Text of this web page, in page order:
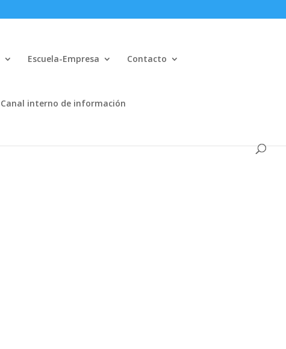
Escuela-Empresa Contacto
Canal interno de información